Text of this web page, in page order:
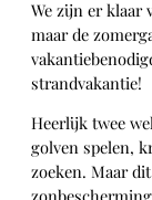
We zijn er klaar
maar de
strandvakantie!
Heerlijk twee
golven spelen,
zoeken. Maar